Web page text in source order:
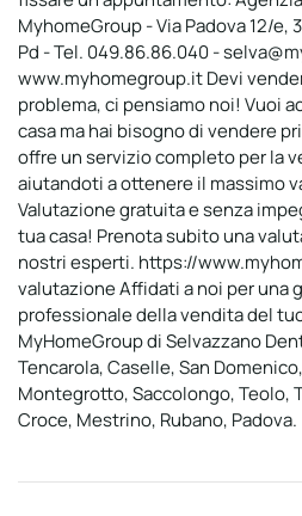
MyhomeGroup - Via Padova 12/e,
Pd - Tel. 049.86.86.040 -
www.myhomegroup.it Devi
problema, ci pensiamo noi! Vuoi
casa ma hai bisogno di vendere
offre un servizio completo per la
aiutandoti a ottenere il massimo
Valutazione gratuita e senza
tua casa! Prenota subito una
nostri esperti. https://
valutazione Affidati a noi per una
professionale della vendita del
MyHomeGroup di Selvazzano
Tencarola, Caselle, San
Montegrotto, Saccolongo, Teolo,
Croce, Mestrino, Rubano, Padova.